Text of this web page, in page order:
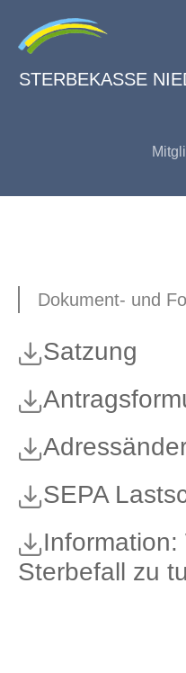
STERBEKASSE
Dokument- und
Satzung
SEPA
Information:
Sterbefall zu